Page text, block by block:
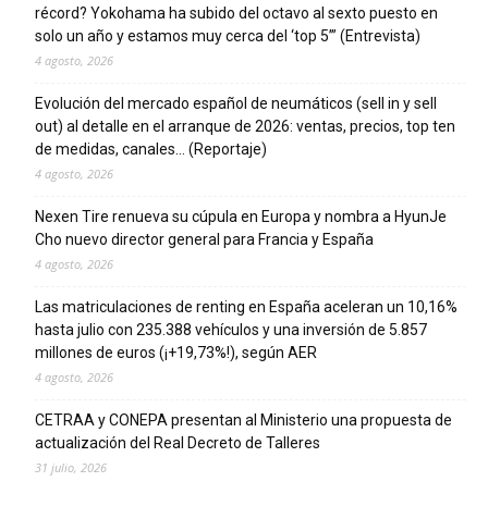
récord? Yokohama ha subido del octavo al sexto puesto en
solo un año y estamos muy cerca del ‘top 5’” (Entrevista)
4 agosto, 2026
Evolución del mercado español de neumáticos (sell in y sell
out) al detalle en el arranque de 2026: ventas, precios, top ten
de medidas, canales… (Reportaje)
4 agosto, 2026
Nexen Tire renueva su cúpula en Europa y nombra a HyunJe
Cho nuevo director general para Francia y España
4 agosto, 2026
Las matriculaciones de renting en España aceleran un 10,16%
hasta julio con 235.388 vehículos y una inversión de 5.857
millones de euros (¡+19,73%!), según AER
4 agosto, 2026
CETRAA y CONEPA presentan al Ministerio una propuesta de
actualización del Real Decreto de Talleres
31 julio, 2026